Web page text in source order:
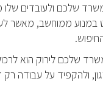
שלכם ולעובדים
ממוחשב, מאשר
שלכם לירוק הוא
ולהקפיד על עבודה רק